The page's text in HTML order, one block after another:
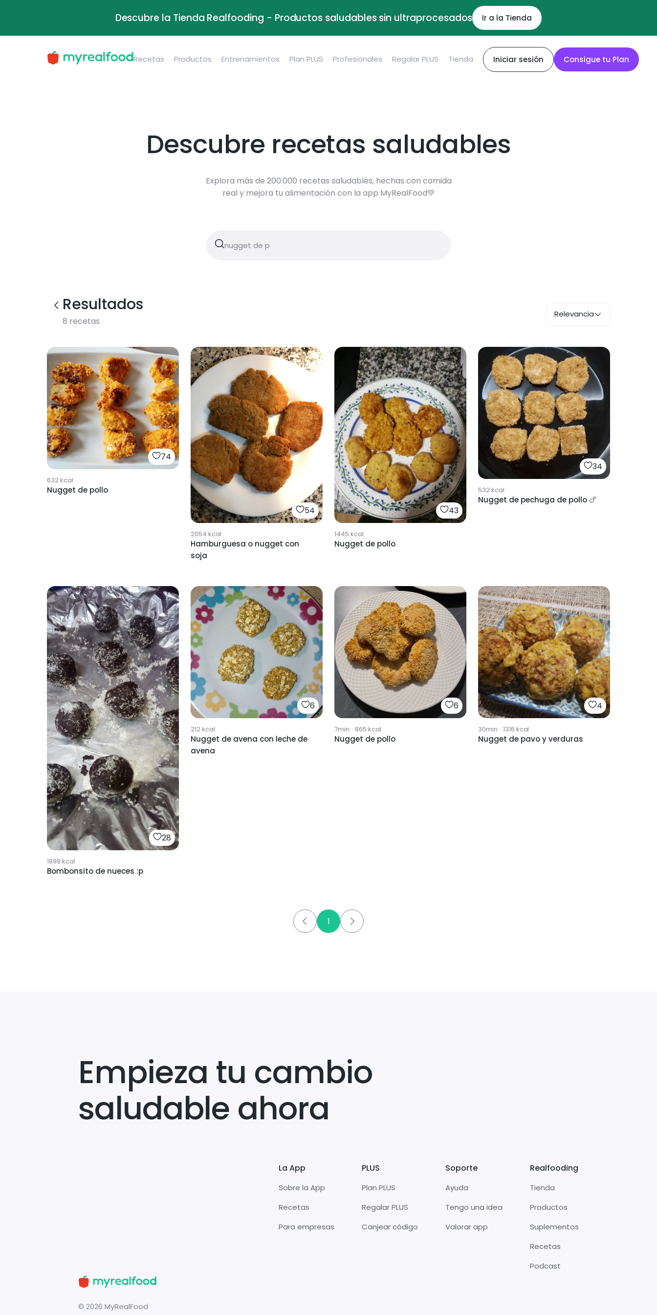
Descubre la Tienda Realfooding - Productos saludables sin ultraprocesados Ir a la Tienda
Recetas Productos Entrenamientos Plan PLUS Profesionales Regalar PLUS Tienda Iniciar sesión Consigue tu Plan
Descubre recetas saludables
Explora más de 200.000 recetas saludables, hechas con comida
real y mejora tu alimentación con la app MyRealFood💚
Resultados
8 recetas
Relevancia
74
632kcal
Nugget de pollo
54
2054 kcal
Hamburguesa o nugget con
soja
43
1445 kcal
Nugget de pollo
34
532kcal
Nugget de pechuga de pollo 🍗
28
1898 kcal
Bombonsito de nueces :p
6
212kcal
Nugget de avena con leche de
avena
6
7min · 865 kcal
Nugget de pollo
4
30min · 1316 kcal
Nugget de pavo y verduras
1
Empieza tu cambio
saludable ahora
La App
Sobre la App
Recetas
Para empresas
PLUS
Plan PLUS
Regalar PLUS
Canjear código
Soporte
Ayuda
Tengo una idea
Valorar app
Realfooding
Tienda
Productos
Suplementos
Recetas
Podcast
© 2026 MyRealFood